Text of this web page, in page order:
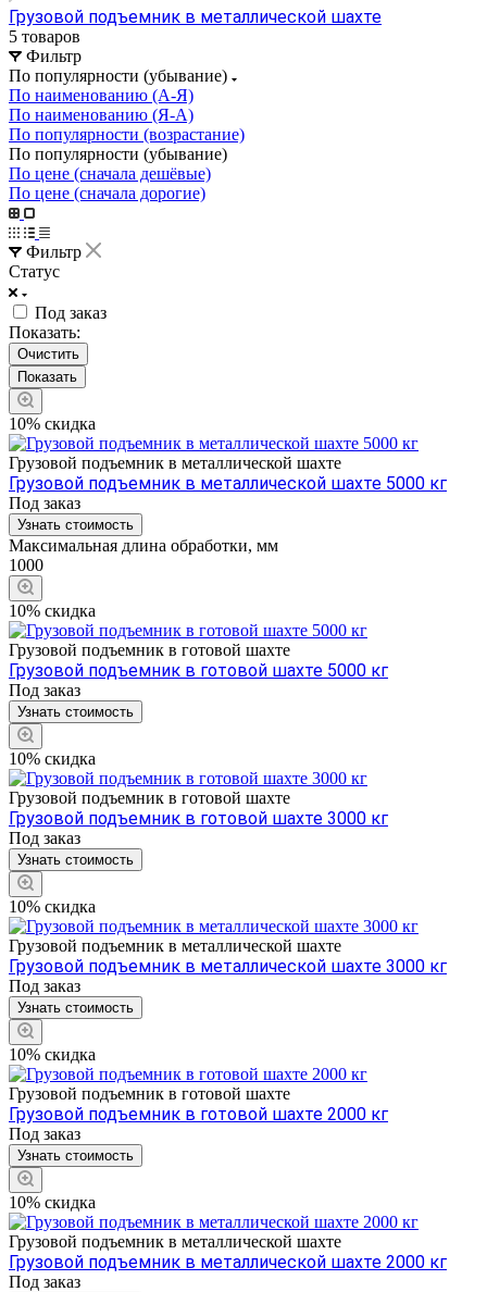
Грузовой подъемник в металлической шахте
5 товаров
Фильтр
По популярности (убывание)
По наименованию (А-Я)
По наименованию (Я-А)
По популярности (возрастание)
По популярности (убывание)
По цене (сначала дешёвые)
По цене (сначала дорогие)
Фильтр
Статус
Под заказ
Показать:
Очистить
10% скидка
Грузовой подъемник в металлической шахте
Грузовой подъемник в металлической шахте 5000 кг
Под заказ
Узнать стоимость
Максимальная длина обработки, мм
1000
10% скидка
Грузовой подъемник в готовой шахте
Грузовой подъемник в готовой шахте 5000 кг
Под заказ
Узнать стоимость
10% скидка
Грузовой подъемник в готовой шахте
Грузовой подъемник в готовой шахте 3000 кг
Под заказ
Узнать стоимость
10% скидка
Грузовой подъемник в металлической шахте
Грузовой подъемник в металлической шахте 3000 кг
Под заказ
Узнать стоимость
10% скидка
Грузовой подъемник в готовой шахте
Грузовой подъемник в готовой шахте 2000 кг
Под заказ
Узнать стоимость
10% скидка
Грузовой подъемник в металлической шахте
Грузовой подъемник в металлической шахте 2000 кг
Под заказ